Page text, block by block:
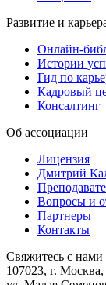
Развитие и
Онлайн-
Истории
Гид по
Кадровый
Консалтинг
Об ассоциации
Лицензия
Дмитрий
Вопросы и
Партнеры
Контакты
Свяжитесь с нами
107023, г. Москва,